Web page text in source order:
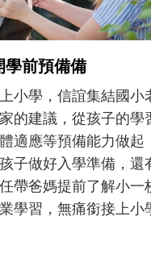
長大。從給予安全
獨立自主、角色認
力養成。爸爸正嘗試
，參與孩子每個重要的